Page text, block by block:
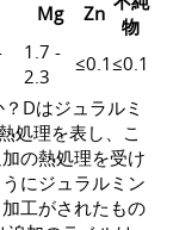
Mg Zn
物
1.7 -
2.3
≤0.1≤0.1
Dはジュラルミ
処理を表し、こ
の熱処理を受け
にジュラルミン
工がされたもの